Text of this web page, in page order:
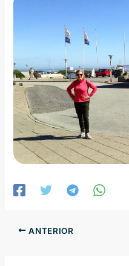
ANTERIOR